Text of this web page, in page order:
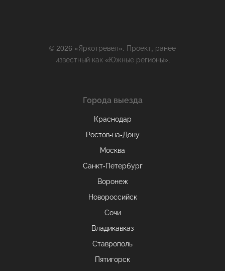
© 2026 «Яркотревел». Проект, ранее
известный как «Южные регионы».
Города выезда
Краснодар
Ростов-на-Дону
Москва
Санкт-Петербург
Воронеж
Новороссийск
Сочи
Владикавказ
Ставрополь
Пятигорск